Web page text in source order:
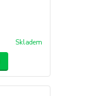
Skladem